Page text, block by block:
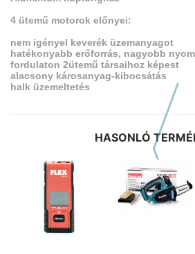
4 ütemű motorok előnyei:
nem igényel keverék üzemanyagot
hatékonyabb erőforrás, nagyobb
fordulaton 2ütemű társaihoz képest
alacsony károsanyag-kibocsátás
halk üzemeltetés
HASONLÓ
Előző